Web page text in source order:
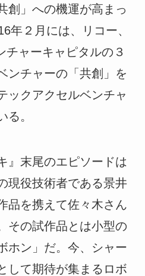
創」への機運が高まっ
年２月には、リコー、
チャーキャピタルの３
ンチャーの「共創」を
ックアクセルベンチャ
る。
』末尾のエピソードは
現役技術者である景井
品を携えて佐々木さん
その試作品とは小型の
ホン」だ。今、シャー
して期待が集まるロボ